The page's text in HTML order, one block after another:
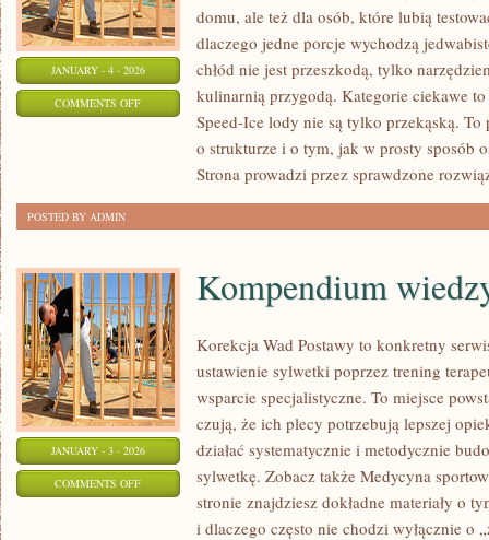
JANUARY - 4 - 2026
COMMENTS OFFON
domu, ale też dla osób, które lubią
dlaczego jedne porcje wychodzą
chłód nie jest przeszkodą, tylko
kulinarnią przygodą. Kategorie ciekawe
Speed-Ice lody nie są tylko przekąską. To
o strukturze i o tym, jak w prosty sposób
Strona prowadzi przez sprawdzone
POSTED BY ADMIN
JANUARY - 3 - 2026
COMMENTS OFFON
KOMPENDIUM
Kompendium
Korekcja Wad Postawy to konkretny
ustawienie sylwetki poprzez trening
wsparcie specjalistyczne. To miejsce
czują, że ich plecy potrzebują lepszej
działać systematycznie i metodycznie
sylwetkę. Zobacz także Medycyna
stronie znajdziesz dokładne materiały o
i dlaczego często nie chodzi wyłącznie o